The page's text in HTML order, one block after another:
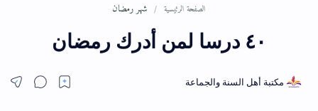
الصفحة الرئيسية شهر رمضان
٤٠ درسا لمن أدرك رمضان